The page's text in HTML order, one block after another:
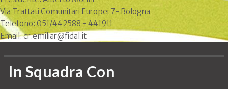
Via Trattati Comunitari Europei 7- Bologna
Telefono: 051/442588 - 441911
Email: cr.emiliar@fidal.it
In Squadra Con